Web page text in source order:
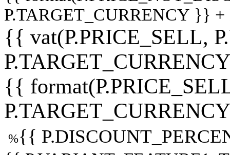
P.TARGET_CURRENCY }}
{{ vat(P.PRICE_SELL,
{{
%{{